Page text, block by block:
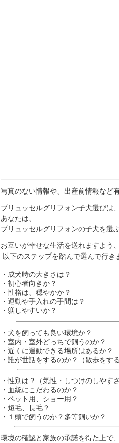
写真のない情報や、出産前情報など
ブリュッセルグリフォン子犬選びは
あなたは、
ブリュッセルグリフォンの子犬を選
お互いが幸せな生活を送れますよう
以下のステップを踏んで選んで行き
・成犬時の大きさは？
・初心者向きか？
・性格は、穏やかか？
・運動や手入れの手間は？
・躾しやすいか？
・犬を飼っても良い環境か？
・室内・室外どっちで飼うのか？
・近くに運動できる場所はあるか？
・誰が世話をするのか？（散歩をす
・性別は？（気性・しつけのしやす
・血統にこだわるのか？
・ペット用、ショー用？
・短毛、長毛？
・１頭で飼うのか？多等飼いか？
環境の確認と家族の承諾を得た上で